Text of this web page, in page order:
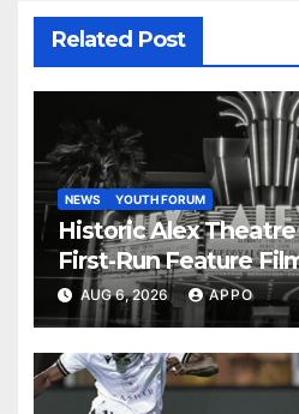
Related Post
NEWS YOUTH FORUM
Historic Alex
First-Run Feature
AUG 6, 2026 APPO